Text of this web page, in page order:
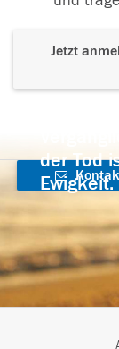
Jetzt
der Tod
Ewigkeit.